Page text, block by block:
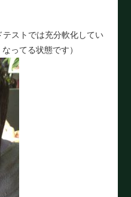
ストでは充分軟化してい
ってる状態です）